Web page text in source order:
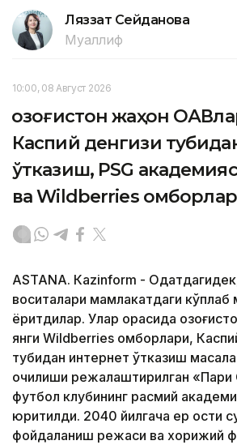
Ляззат Сейданова
Муаллиф
10:00, 08 Август 2026
Қозоғистон жаҳон
Каспий денгизи
ўтказиш, PSG
ва Wildberries
ASTANА. Кazinform -
воситалари мамлакатдаги кўплаб
ёритдилар. Улар орасида
янги Wildberries омборлари,
тубидан интернет ўтказиш
очилиши режалаштирилган
футбол клубининг расмий
юритилди. 2040 йилгача ер ости
фойдаланиш режаси ва хорижий